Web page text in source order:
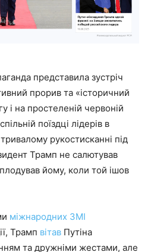
представила зустріч
прорив та «історичний
і на простеленій червоній
поїздці лідерів в
рукостисканні під
Трамп не салютував
йому, коли той ішов
міжнародних ЗМІ
Трамп вітав Путіна
та дружніми жестами, але